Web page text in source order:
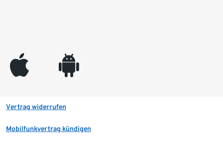
appleinc android
Vertrag widerrufen
Mobilfunkvertrag kündigen